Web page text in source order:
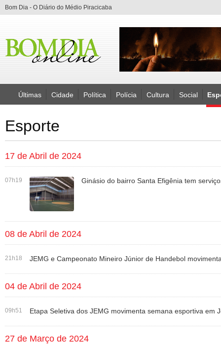
Bom Dia - O Diário do Médio Piracicaba
Últimas Cidade Política Polícia Cultura Social
Esporte
17 de Abril de 2024
07h19 Ginásio do bairro Santa Efigênia tem
08 de Abril de 2024
21h18 JEMG e Campeonato Mineiro Júnior de Handebol
04 de Abril de 2024
09h51 Etapa Seletiva dos JEMG movimenta semana esportiva em
27 de Março de 2024